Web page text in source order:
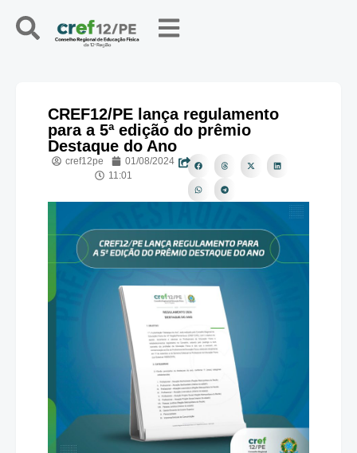
CREF12/PE lança regulamento
para a 5ª edição do prêmio
Destaque do Ano
cref12pe
01/08/2024
11:01